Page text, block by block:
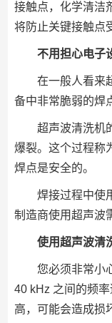
接触点，化学清洁
将防止关键接触点
不用担心电子
在一般人看来
备中非常脆弱的焊
超声波清洗机
爆裂。这个过程称
焊点是安全的。
焊接过程中使
制造商使用超声波
使用超声波清
您必须非常小
40 kHz 之间的频
高，可能会造成损